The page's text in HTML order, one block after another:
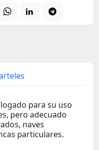
para su uso
pero adecuado
naves
particulares.